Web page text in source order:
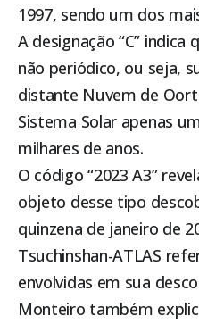
1997, sendo um dos
A designação “C”
não periódico, ou seja,
distante Nuvem de
Sistema Solar apenas
milhares de anos.
O código “2023 A3”
objeto desse tipo
quinzena de janeiro de
Tsuchinshan-ATLAS
envolvidas em sua
Monteiro também